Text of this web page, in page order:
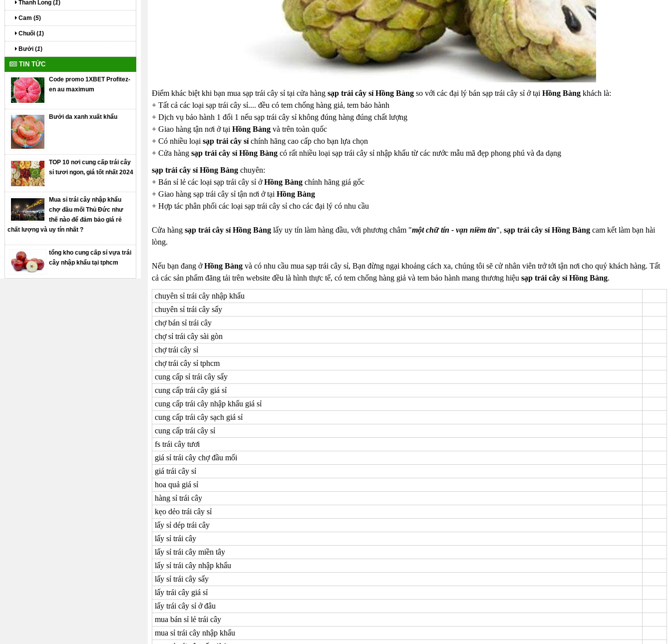
Điểm khác biệt khi bạn mua sạp trái cây sỉ tại cửa hàng sạp trái cây sỉ Hồng Bàngso với các đại lý bán sạp trái cây sỉ ở tại Hồng Bàngkhách là:
+ Tất cả các loại sạp trái cây sỉ.... đều có tem chống hàng giả, tem bảo hành
+ Dịch vụ bảo hành 1 đổi 1 nếu sạp trái cây sỉ không đúng hàng đúng chất lượng
+ Giao hàng tận nơi ở tại Hồng Bàngvà trên toàn quốc
+ Có nhiều loại sạp trái cây sỉchính hãng cao cấp cho bạn lựa chọn
+ Cửa hàng sạp trái cây sỉ Hồng Bàngcó rất nhiều loại sạp trái cây sỉ nhập khẩu từ các nước mẫu mã đẹp phong phú và đa dạng
sạp trái cây sỉ Hồng Bàng chuyên:
+ Bán sỉ lẻ các loại sạp trái cây sỉ ởHồng Bàngchính hãng giá gốc
+ Giao hàng sạp trái cây sỉ tận nơi ở tại Hồng Bàng
+ Hợp tác phân phối các loại sạp trái cây sỉ cho các đại lý có nhu cầu
Cửa hàng sạp trái cây sỉ Hồng Bànglấy uy tín làm hàng đầu, với phương châm "một chữ tín - vạn niềm tin", sạp trái cây sỉ Hồng Bàngcam kết làm bạn hài
lòng.
Nếu bạn đang ởHồng Bàngvà có nhu cầu mua sạp trái cây sỉ, Bạn đừng ngại khoảng cách xa, chúng tôi sẽ cử nhân viên trở tới tận nơi cho quý khách hàng. Tất
cả các sản phẩm đăng tải trên website đều là hình thực tế, có tem chống hàng giả và tem bảo hành mang thương hiệu sạp trái cây sỉ Hồng Bàng.
chuyên sỉ trái cây nhập khẩu
chuyên sỉ trái cây sấy
chợ bán sỉ trái cây
chợ sỉ trái cây sài gòn
chợ trái cây sỉ
chợ trái cây sỉ tphcm
cung cấp sỉ trái cây sấy
cung cấp trái cây giá sỉ
cung cấp trái cây nhập khẩu giá sỉ
cung cấp trái cây sạch giá sỉ
cung cấp trái cây sỉ
fs trái cây tươi
giá sỉ trái cây chợ đầu mối
giá trái cây sỉ
hoa quả giá sỉ
hàng sỉ trái cây
kẹo dẻo trái cây sỉ
lấy sỉ dép trái cây
lấy sỉ trái cây
lấy sỉ trái cây miền tây
lấy sỉ trái cây nhập khẩu
lấy sỉ trái cây sấy
lấy trái cây giá sỉ
lấy trái cây sỉ ở đâu
mua bán sỉ lẻ trái cây
mua sỉ trái cây nhập khẩu
Thanh Long (1)
Cam (5)
Chuối (1)
Bưởi (1)
TIN TỨC
Code promo 1XBET Profitez-
en au maximum
Bưởi da xanh xuất khẩu
TOP 10 nơi cung cấp trái cây
sỉ tươi ngon, giá tốt nhất 2024
Mua sỉ trái cây nhập khẩu
chợ đầu mối Thủ Đức như
thế nào để đảm bảo giá rẻ
chất lượng và uy tín nhất ?
tổng kho cung cấp sỉ vựa trái
cây nhập khẩu tại tphcm